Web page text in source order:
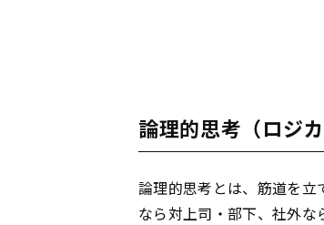
論理的思考（ロジ
論理的思考とは、筋道を立
なら対上司・部下、社外